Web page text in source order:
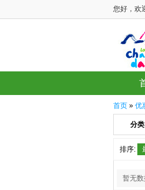
您好，欢
首页 » 优
分
排序:
暂无数